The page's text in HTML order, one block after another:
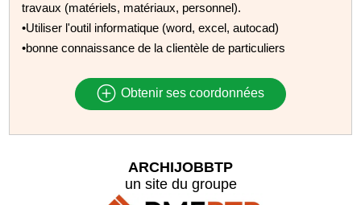
travaux (matériels, matériaux, personnel).
•Utiliser l'outil informatique (word, excel, autocad)
•bonne connaissance de la clientèle de particuliers
Obtenir ses coordonnées
ARCHIJOBBTP
un site du groupe